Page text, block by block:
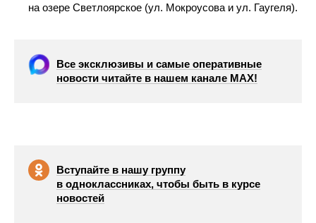
на озере Светлоярское (ул. Мокроусова и ул. Гаугеля).
Все эксклюзивы и самые оперативные
новости читайте в нашем канале МАХ!
Вступайте в нашу группу
в одноклассниках, чтобы быть в курсе
новостей